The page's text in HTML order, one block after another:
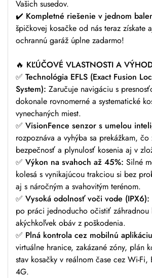
Vašich susedov.
✔️ Kompletné riešenie v jednom
špičkovej kosačke od nás teraz získate
ochrannú garáž úplne zadarmo!
🔥 KĽÚČOVÉ VLASTNOSTI A
✅ Technológia EFLS (Exact Fusion
System): Zaručuje navigáciu s
dokonale rovnomerné a systematické
vynechaných miest.
✅ VisionFence senzor s umelou
rozpoznáva a vyhýba sa prekážkam, čo
bezpečnosť a plynulosť kosenia aj v
✅ Výkon na svahoch až 45%: Silné
kolesá s vynikajúcou trakciou si bez
aj s náročným a svahovitým terénom.
✅ Vysoká odolnosť voči vode (IPX6):
po práci jednoducho očistiť záhradnou
akýchkoľvek obáv z poškodenia.
✅ Plná kontrola cez mobilnú
virtuálne hranice, zakázané zóny, plán
stav kosačky v reálnom čase cez Wi-
4G.